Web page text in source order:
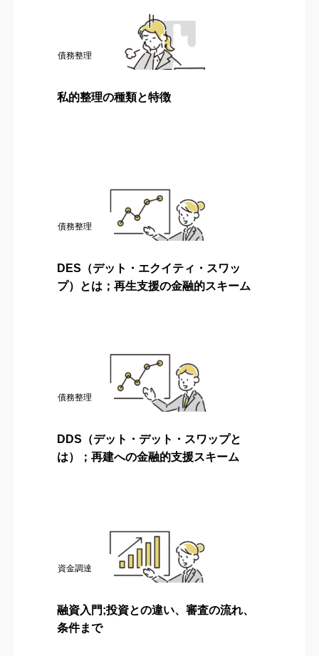
債務整理
私的整理の種類と特徴
債務整理
DES（デット・エクイティ・スワッ
プ）とは；再生支援の金融的スキーム
債務整理
DDS（デット・デット・スワップと
は）；再建への金融的支援スキーム
資金調達
融資入門;投資との違い、審査の流れ、
条件まで